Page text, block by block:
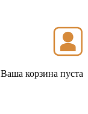
Ваша корзина пуста